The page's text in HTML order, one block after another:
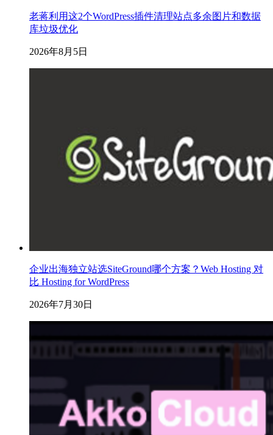
老蒋利用这2个WordPress插件清理站点多余图片和数据
库垃圾优化
2026年8月5日
企业出海独立站选SiteGround哪个方案？Web Hosting 对
比 Hosting for WordPress
2026年7月30日